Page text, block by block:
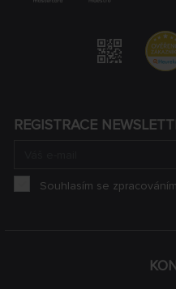
REGISTRACE
Souhlasím se